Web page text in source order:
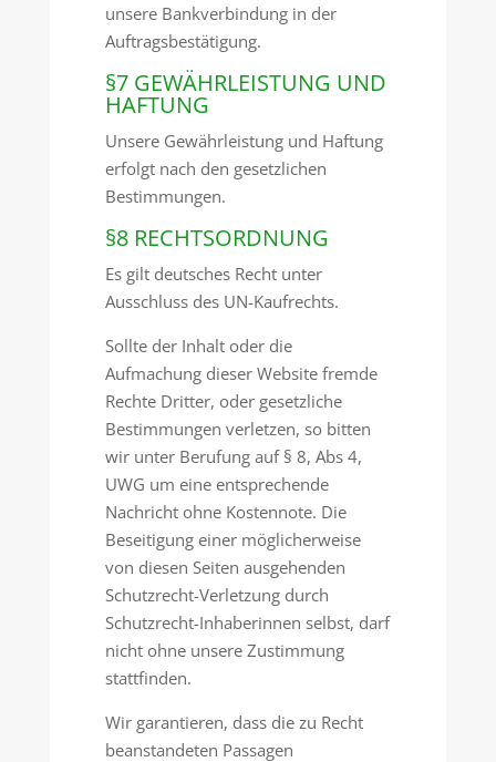
unsere Bankverbindung in der
Auftragsbestätigung.
§7 GEWÄHRLEISTUNG UND
HAFTUNG
Unsere Gewährleistung und Haftung
erfolgt nach den gesetzlichen
Bestimmungen.
§8 RECHTSORDNUNG
Es gilt deutsches Recht unter
Ausschluss des UN-Kaufrechts.
Sollte der Inhalt oder die
Aufmachung dieser Website fremde
Rechte Dritter, oder gesetzliche
Bestimmungen verletzen, so bitten
wir unter Berufung auf § 8, Abs 4,
UWG um eine entsprechende
Nachricht ohne Kostennote. Die
Beseitigung einer möglicherweise
von diesen Seiten ausgehenden
Schutzrecht-Verletzung durch
Schutzrecht-Inhaberinnen selbst, darf
nicht ohne unsere Zustimmung
stattfinden.
Wir garantieren, dass die zu Recht
beanstandeten Passagen